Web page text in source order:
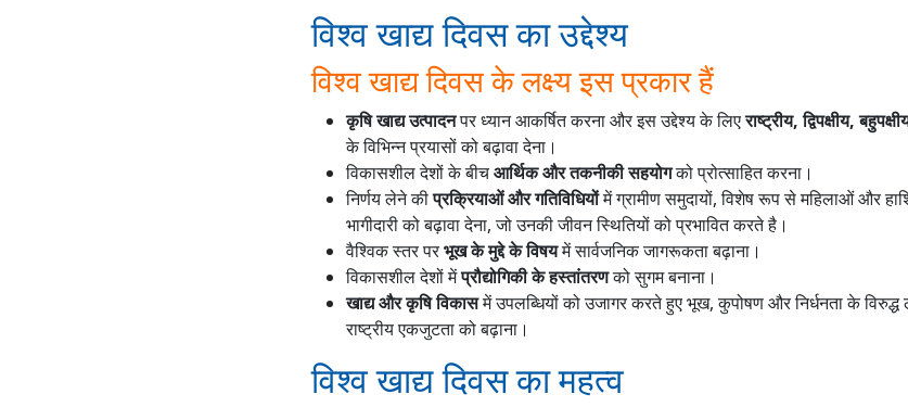
विश्व खाद्य दिवस का उद्देश्य
विश्व खाद्य दिवस के लक्ष्य इस प्रकार हैं
कृषि खाद्य उत्पादनपर ध्यान आकर्षित करना और इस उद्देश्य के लिएराष्ट्रीय, द्विपक्षीय,
के विभिन्न प्रयासों को बढ़ावा देना।
विकासशील देशों के बीचआर्थिक और तकनीकी सहयोगको प्रोत्साहित करना।
निर्णय लेने कीप्रक्रियाओं और गतिविधियोंमें ग्रामीण समुदायों, विशेष रूप से महिलाओं और
भागीदारी को बढ़ावा देना, जो उनकी जीवन स्थितियों को प्रभावित करते है।
वैश्विक स्तर परभूख के मुद्दे के विषयमें सार्वजनिक जागरूकता बढ़ाना।
विकासशील देशों मेंप्रौद्योगिकी के हस्तांतरणको सुगम बनाना।
खाद्य और कृषि विकासमें उपलब्धियों को उजागर करते हुए भूख, कुपोषण और निर्धनता के विरुद्ध
राष्ट्रीय एकजुटता को बढ़ाना।
विश्व खाद्य दिवस का महत्व